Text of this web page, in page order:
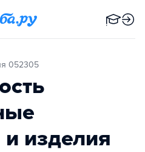
052305
изделия